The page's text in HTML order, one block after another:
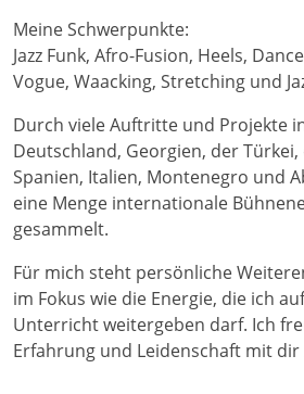
Meine Schwerpunkte:
Jazz Funk, Afro-Fusion, Heels,
Vogue, Waacking, Stretching und
Durch viele Auftritte und Projekte
Deutschland, Georgien, der
Spanien, Italien, Montenegro und
eine Menge internationale
gesammelt.
Für mich steht persönliche
im Fokus wie die Energie, die ich
Unterricht weitergeben darf. Ich
Erfahrung und Leidenschaft mit dir